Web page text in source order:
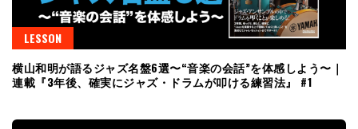
LESSON
横山和明が語るジャズ名盤6選〜“音楽の会話”を体感しよう〜｜
連載『3年後、確実にジャズ・ドラムが叩ける練習法』 #1